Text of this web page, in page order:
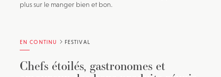
plus sur le manger bien et bon.
EN CONTINU FESTIVAL
Chefs étoilés, gastronomes et